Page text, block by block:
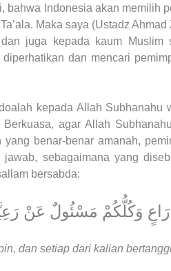
bahwa Indonesia akan memilih
Maka saya (Ustadz
juga kepada kaum Muslim
dan mencari
kepada Allah Subhanahu
agar Allah
benar-benar amanah,
jawab, sebagaimana yang
bersabda:
وَكُلُّكُمْ مَسْئُولٌ عَنْ
dan setiap dari kalian